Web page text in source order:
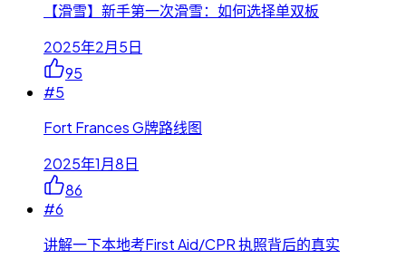
【滑雪】新手第一次滑雪：如何选择单双板
2025年2月5日
95
#5
Fort Frances G牌路线图
2025年1月8日
86
#6
讲解一下本地考First Aid/CPR 执照背后的真实